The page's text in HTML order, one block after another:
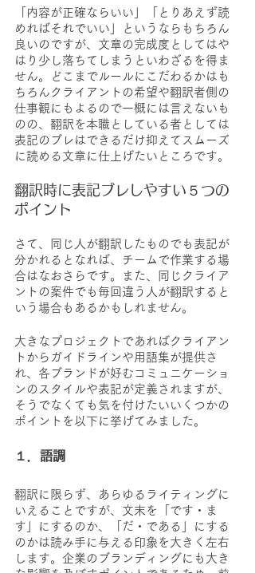
「内容が正確ならいい」「とりあえず読
めればそれでいい」というならもちろん
良いのですが、文章の完成度としてはや
はり少し落ちてしまうといわざるを得ま
せん。どこまでルールにこだわるかはも
ちろんクライアントの希望や翻訳者側の
仕事観にもよるので一概には言えないも
のの、翻訳を本職としている者としては
表記のブレはできるだけ抑えてスムーズ
に読める文章に仕上げたいところです。
翻訳時に表記ブレしやすい５つの
ポイント
さて、同じ人が翻訳したものでも表記が
分かれるとなれば、チームで作業する場
合はなおさらです。また、同じクライア
ントの案件でも毎回違う人が翻訳すると
いう場合もあるかもしれません。
大きなプロジェクトであればクライアン
トからガイドラインや用語集が提供さ
れ、各ブランドが好むコミュニケーショ
ンのスタイルや表記が定義されますが、
そうでなくても気を付けたいいくつかの
ポイントを以下に挙げてみました。
１．語調
翻訳に限らず、あらゆるライティングに
いえることですが、文末を「です・ま
す」にするのか、「だ・である」にする
のかは読み手に与える印象を大きく左右
します。企業のブランディングにも大き